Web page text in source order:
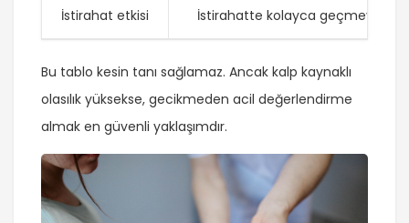
İstirahat etkisi İstirahatte kolayca geçmeyebilir
Bu tablo kesin tanı sağlamaz. Ancak kalp kaynaklı
olasılık yüksekse, gecikmeden acil değerlendirme
almak en güvenli yaklaşımdır.